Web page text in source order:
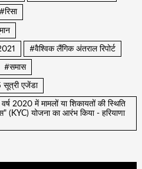
#रिसा
#वैश्विक लैंगिक अंतराल रिपोर्ट
#समास
सूत्री एजेंडा
2020 में मामलों या शिकायतों की स्थिति
(KYC) योजना का आरंभ किया - हरियाणा